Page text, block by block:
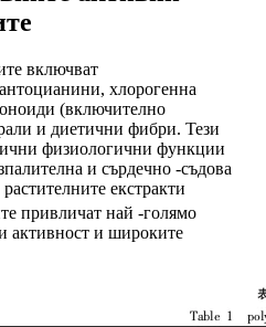
включват
хлорогенна
(включително
и диетични фибри. Тези
физиологични функции
и сърдечно -съдова
екстракти
привличат най -голямо
активност и широките